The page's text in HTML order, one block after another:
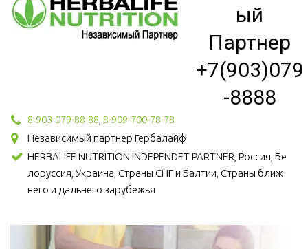
ый
Партнер
+7(903)079
-8888
8-903-079-88-88 8-909-700-78-78
Независимый партнер Гербалайф
HERBALIFE NUTRITION INDEPENDET PARTNER, Россия, Бе
лоруссия, Украина, Страны СНГ и Балтии, Страны ближ
него и дальнего зарубежья